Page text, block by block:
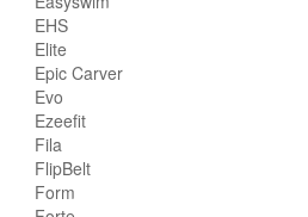
EHS
Elite
Epic Carver
Evo
Ezeefit
Fila
FlipBelt
Form